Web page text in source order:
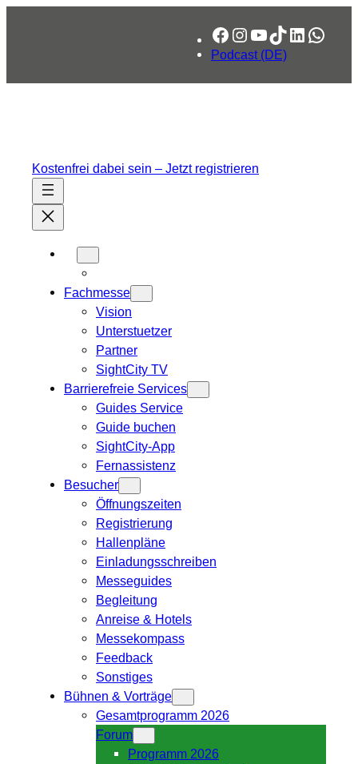
Facebook
Instagram
YouTube
TikTok
LinkedIn
Podcast (DE)
Kostenfrei dabei sein – Jetzt registrieren
Fachmesse
Vision
Unterstuetzer
Partner
SightCity TV
Barrierefreie Services
Guides Service
Guide buchen
SightCity-App
Fernassistenz
Besucher
Öffnungszeiten
Registrierung
Hallenpläne
Einladungsschreiben
Messeguides
Begleitung
Anreise & Hotels
Messekompass
Feedback
Sonstiges
Bühnen & Vorträge
Gesamtprogramm 2026
Forum
Programm 2026